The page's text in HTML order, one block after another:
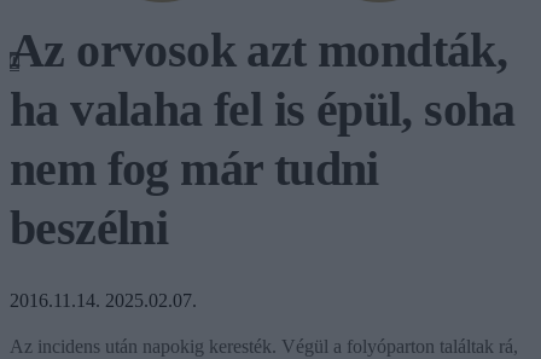
0
Az orvosok azt mondták,
ha valaha fel is épül, soha
nem fog már tudni
beszélni
2016.11.14. 2025.02.07.
Az incidens után napokig keresték. Végül a folyóparton találtak rá,